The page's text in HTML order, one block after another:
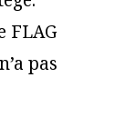
FLAG
pas